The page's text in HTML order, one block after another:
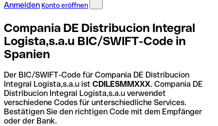
Anmelden Konto eröffnen
Compania DE Distribucion Integral
Logista,s.a.u BIC/SWIFT-Code in
Spanien
Der BIC/SWIFT-Code für Compania DE Distribucion
Integral Logista,s.a.u ist CDILESMMXXX. Compania DE
Distribucion Integral Logista,s.a.u verwendet
verschiedene Codes für unterschiedliche Services.
Bestätigen Sie den richtigen Code mit dem Empfänger
oder der Bank.